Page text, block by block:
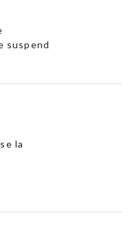
suspend
la